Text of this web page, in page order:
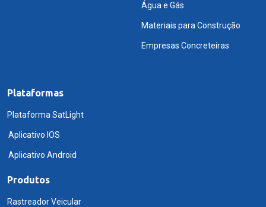
Água e Gás
Materiais para Construção
Empresas Concreteiras
Plataformas
Plataforma SatLight
Aplicativo IOS
Aplicativo Android
Produtos
Rastreador Veicular